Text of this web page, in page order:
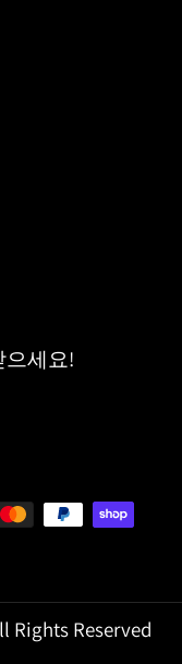
으세요!
Rights Reserved